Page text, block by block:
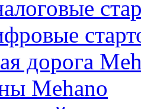
дорога
Mehano